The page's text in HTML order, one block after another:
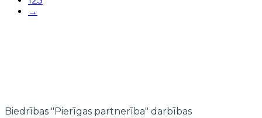
→
Biedrības "Pierīgas partnerība" darbības